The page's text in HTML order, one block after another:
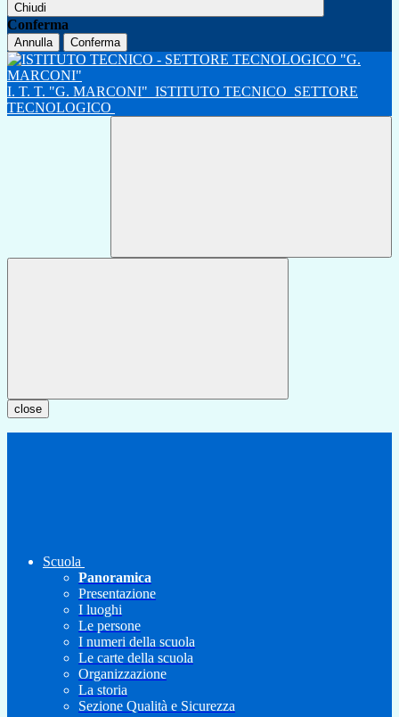
Chiudi
Conferma
Annulla Conferma
I. T. T. "G. MARCONI" ISTITUTO TECNICO SETTORE
TECNOLOGICO
close
Scuola
Panoramica
Presentazione
I luoghi
Le persone
I numeri della scuola
Le carte della scuola
Organizzazione
La storia
Sezione Qualità e Sicurezza